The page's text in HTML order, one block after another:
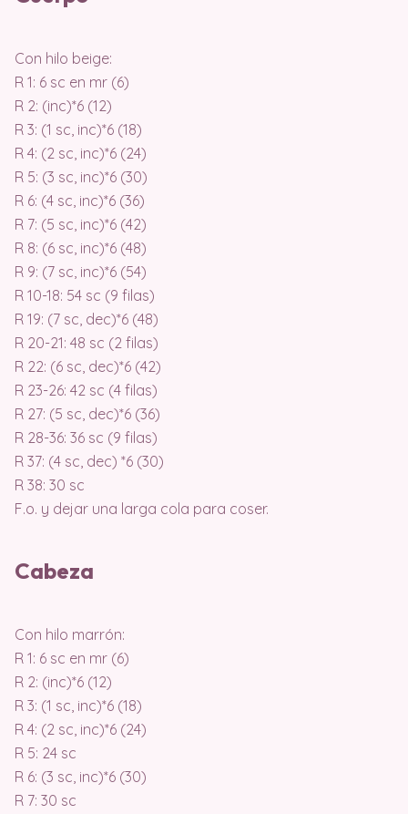
Con hilo beige:
R 1: 6 sc en mr (6)
R 2: (inc)*6 (12)
R 3: (1 sc, inc)*6 (18)
R 4: (2 sc, inc)*6 (24)
R 5: (3 sc, inc)*6 (30)
R 6: (4 sc, inc)*6 (36)
R 7: (5 sc, inc)*6 (42)
R 8: (6 sc, inc)*6 (48)
R 9: (7 sc, inc)*6 (54)
R 10-18: 54 sc (9 filas)
R 19: (7 sc, dec)*6 (48)
R 20-21: 48 sc (2 filas)
R 22: (6 sc, dec)*6 (42)
R 23-26: 42 sc (4 filas)
R 27: (5 sc, dec)*6 (36)
R 28-36: 36 sc (9 filas)
R 37: (4 sc, dec) *6 (30)
R 38: 30 sc
F.o. y dejar una larga cola para coser.
Cabeza
Con hilo marrón:
R 1: 6 sc en mr (6)
R 2: (inc)*6 (12)
R 3: (1 sc, inc)*6 (18)
R 4: (2 sc, inc)*6 (24)
R 5: 24 sc
R 6: (3 sc, inc)*6 (30)
R 7: 30 sc